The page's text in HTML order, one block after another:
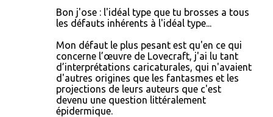
Bon j'ose : l'idéal type que tu brosses a tous
les défauts inhérents à l'idéal type...
Mon défaut le plus pesant est qu'en ce qui
concerne l’œuvre de Lovecraft, j'ai lu tant
d’interprétations caricaturales, qui n'avaient
d'autres origines que les fantasmes et les
projections de leurs auteurs que c'est
devenu une question littéralement
épidermique.